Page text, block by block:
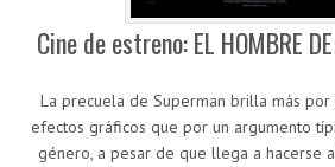
Cine de estreno: EL HOMBRE
La precuela de Superman brilla más por
efectos gráficos que por un argumento
género, a pesar de que llega a hacerse